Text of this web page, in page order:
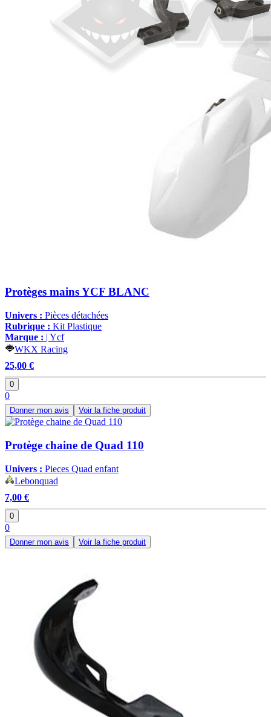
Protèges mains YCF BLANC
Univers : Pièces détachées
Rubrique : Kit Plastique
Marque : | Ycf
WKX Racing
25,00 €
0
0
Donner mon avis Voir la fiche produit
Protège chaine de Quad 110
Univers : Pieces Quad enfant
Lebonquad
7,00 €
0
0
Donner mon avis Voir la fiche produit